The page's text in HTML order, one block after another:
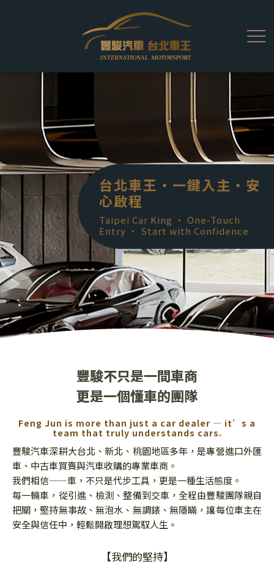
台北車王・一鍵入主・安
心啟程
Taipei Car King · One-Touch
Entry · Start with Confidence
豐駿不只是一間車商
更是一個懂車的團隊
Feng Jun is more than just a car dealer — it’s a
team that truly understands cars.
豐駿汽車深耕大台北、新北、桃園地區多年，是專營進口外匯
車、中古車買賣與汽車收購的專業車商。
我們相信——車，不只是代步工具，更是一種生活態度。
每一輛車，從引進、檢測、整備到交車，全程由豐駿團隊親自
把關， 堅持無事故、無泡水、無調錶、無隱瞞，讓每位車主在
安全與信任中，輕鬆開啟理想駕馭人生。
【我們的堅持】